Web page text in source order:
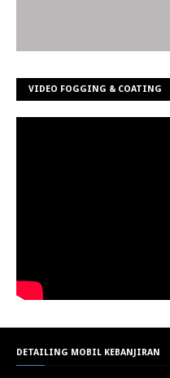
VIDEO FOGGING & COATING
DETAILING MOBIL KEBANJIRAN